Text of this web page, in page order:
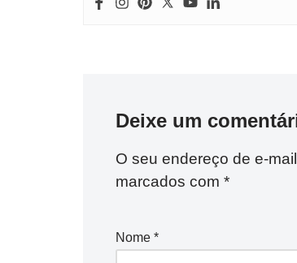
Deixe um
O seu endereço de e-
marcados com *
Nome *